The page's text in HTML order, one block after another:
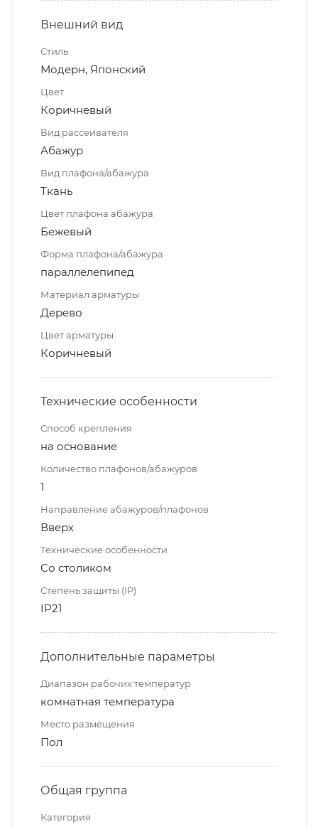
Внешний вид
Стиль
Модерн, Японский
Цвет
Коричневый
Вид рассеивателя
Абажур
Вид плафона/абажура
Ткань
Цвет плафона абажура
Бежевый
Форма плафона/абажура
параллелепипед
Материал арматуры
Дерево
Цвет арматуры
Коричневый
Технические особенности
Способ крепления
на основание
Количество плафонов/абажуров
1
Направление абажуров/плафонов
Вверх
Технические особенности
Со столиком
Степень защиты (IP)
IP21
Дополнительные параметры
Диапазон рабочих температур
комнатная температура
Место размещения
Пол
Общая группа
Категория